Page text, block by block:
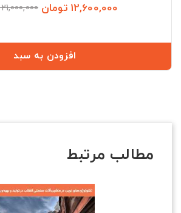
12,600,000 تومان 21,000,000 تومان
افزودن به سبد
مطالب مرتبط